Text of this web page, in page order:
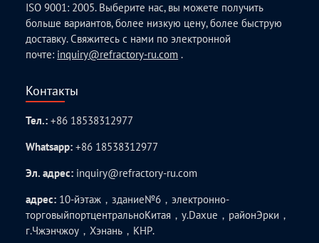
ISO 9001: 2005. Выберите нас, вы можете получить
больше вариантов, более низкую цену, более быструю
доставку. Свяжитесь с нами по электронной
почте: inquiry@refractory-ru.com .
Контакты
Тел.:+86 18538312977
Whatsapp:+86 18538312977
Эл. адрес: inquiry@refractory-ru.com
адрес: 10-йэтаж，здание№6，электронно-
торговыйпортцентральноКитая，у.Daxue，районЭрки，
г.Чжэнчжоу，Хэнань，КНР.